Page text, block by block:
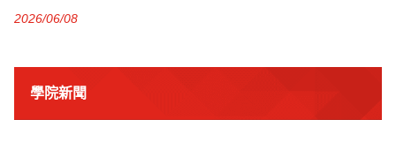
2026/06/08
學院新聞